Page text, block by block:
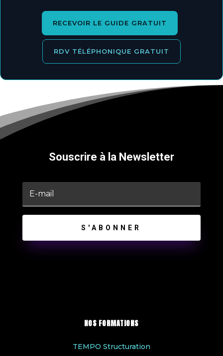
RECEVOIR LE GUIDE GRATUIT
RDV TÉLÉPHONIQUE GRATUIT
Souscrire à la Newsletter
S'ABONNER
NOS FORMATIONS
TEMPO Structuration